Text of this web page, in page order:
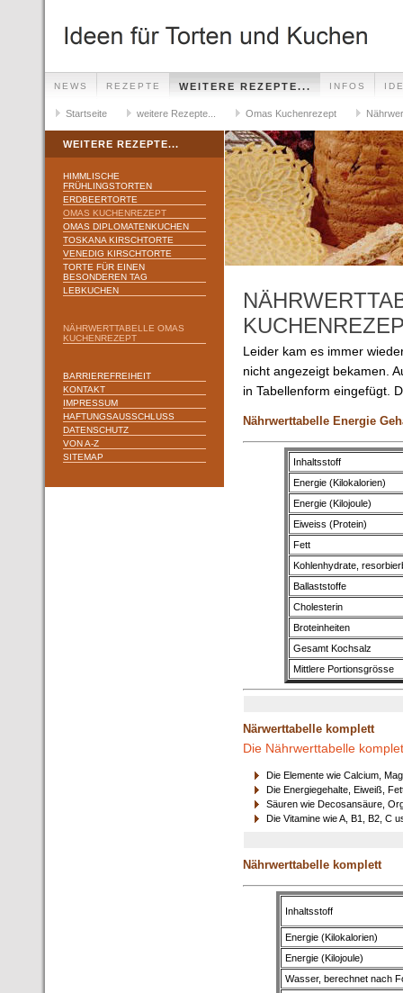
NEWS REZEPTE WEITERE REZEPTE... INFOS
Startseite weitere Rezepte... Omas Kuchenrezept
WEITERE REZEPTE...
HIMMLISCHE
FRÜHLINGSTORTEN
ERDBEERTORTE
OMAS KUCHENREZEPT
OMAS DIPLOMATENKUCHEN
TOSKANA KIRSCHTORTE
VENEDIG KIRSCHTORTE
TORTE FÜR EINEN
BESONDEREN TAG
LEBKUCHEN
NÄHRWERTTABELLE OMAS
KUCHENREZEPT
BARRIEREFREIHEIT
KONTAKT
IMPRESSUM
HAFTUNGSAUSSCHLUSS
DATENSCHUTZ
VON A-Z
SITEMAP
Leider kam es immer
nicht angezeigt bekamen.
in Tabellenform eingefügt.
Nährwerttabelle Energie
Inhaltsstoff
Energie (Kilokalorien)
Energie (Kilojoule)
Eiweiss (Protein)
Fett
Kohlenhydrate,
Ballaststoffe
Cholesterin
Broteinheiten
Gesamt Kochsalz
Mittlere Portionsgrösse
Närwerttabelle komplett
Die Nährwerttabelle
Die Elemente wie Calcium,
Die Energiegehalte, Eiweiß,
Säuren wie Decosansäure,
Die Vitamine wie A, B1, B2, C
Nährwerttabelle komplett
Inhaltsstoff
Energie (Kilokalorien)
Energie (Kilojoule)
Wasser, berechnet nach